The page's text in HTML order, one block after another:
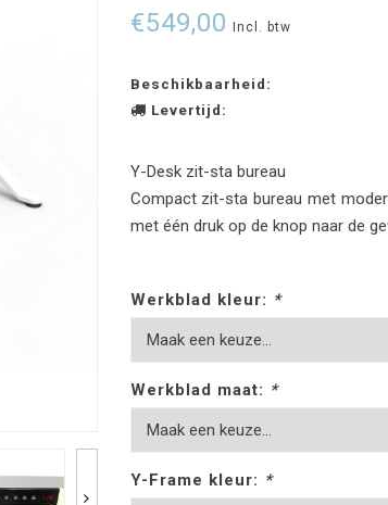
€549,00 Incl. btw
Beschikbaarheid:
Levertijd:
Y-Desk zit-sta bureau
Compact zit-sta bureau met
met één druk op de knop naar de
Werkblad kleur: *
Werkblad maat: *
Y-Frame kleur: *